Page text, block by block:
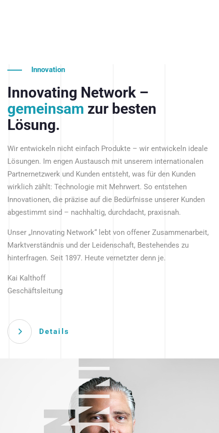
Innovation
Innovating Network –
gemeinsam zur besten
Lösung.
Wir entwickeln nicht einfach Produkte – wir entwickeln ideale
Lösungen. Im engen Austausch mit unserem internationalen
Partnernetzwerk und Kunden entsteht, was für den Kunden
wirklich zählt: Technologie mit Mehrwert. So entstehen
Innovationen, die präzise auf die Bedürfnisse unserer Kunden
abgestimmt sind – nachhaltig, durchdacht, praxisnah.
Unser „Innovating Network“ lebt von offener Zusammenarbeit,
Marktverständnis und der Leidenschaft, Bestehendes zu
hinterfragen. Seit 1897. Heute vernetzter denn je.
Kai Kalthoff
Geschäftsleitung
Details